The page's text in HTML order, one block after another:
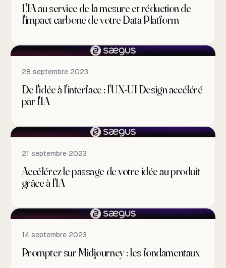
L'IA au service de la mesure et réduction de
l'impact carbone de votre Data Platform
28 septembre 2023
De l'idée à l'interface : l'UX-UI Design accéléré
par l'IA
21 septembre 2023
Accélérez le passage de votre idée au produit
grâce à l'IA
14 septembre 2023
Prompter sur Midjourney : les fondamentaux